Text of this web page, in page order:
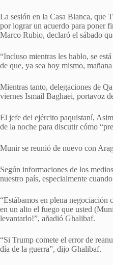
La sesión en la Casa Blanca, que
por lograr un acuerdo para poner
Marco Rubio, declaró el sábado
“Incluso mientras les hablo, se
de que, ya sea hoy mismo,
Mientras tanto, delegaciones de
viernes Ismail Baghaei, portavoz
El jefe del ejército paquistaní,
de la noche para discutir cómo
Munir se reunió de nuevo con
Según informaciones de los
nuestro país, especialmente
“Estábamos en plena
en un alto el fuego que usted
levantarlo!”, añadió Ghalibaf.
“Si Trump comete el error de
día de la guerra”, dijo Ghalibaf.